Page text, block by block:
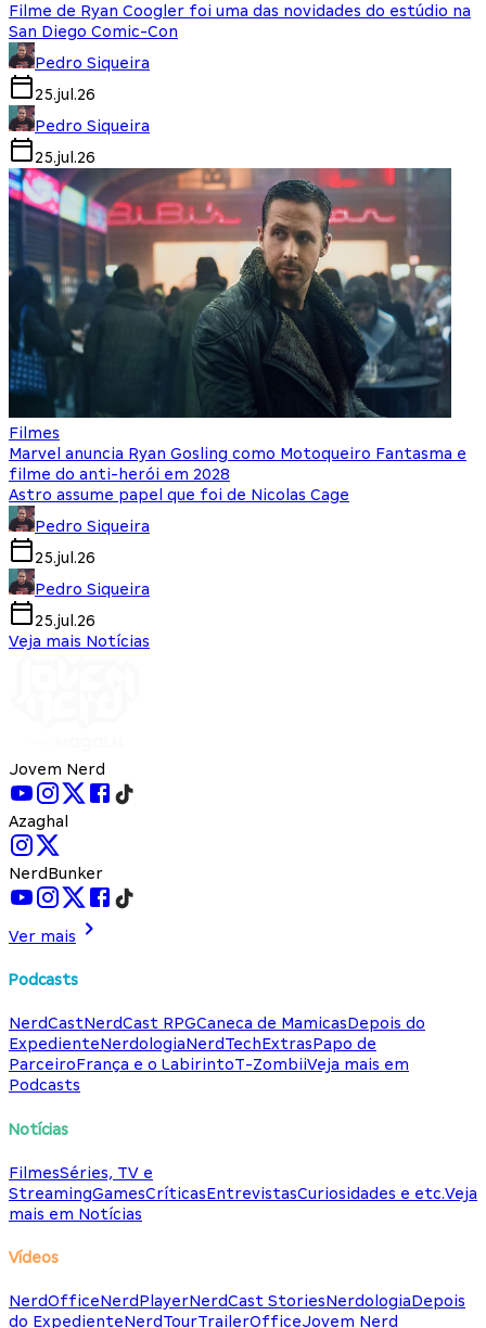
Filme de Ryan Coogler foi uma das novidades do estúdio na
San Diego Comic-Con
Pedro Siqueira
25.jul.26
Pedro Siqueira
25.jul.26
Filmes
Marvel anuncia Ryan Gosling como Motoqueiro Fantasma e
filme do anti-herói em 2028
Astro assume papel que foi de Nicolas Cage
Pedro Siqueira
25.jul.26
Pedro Siqueira
25.jul.26
Veja mais Notícias
Jovem Nerd
Azaghal
NerdBunker
Ver mais
Podcasts
NerdCastNerdCast RPGCaneca de MamicasDepois do
ExpedienteNerdologiaNerdTechExtrasPapo de
ParceiroFrança e o LabirintoT-ZombiiVeja mais em
Podcasts
Notícias
FilmesSéries, TV e
StreamingGamesCríticasEntrevistasCuriosidades e etc.Veja
mais em Notícias
Vídeos
NerdOfficeNerdPlayerNerdCast StoriesNerdologiaDepois
do ExpedienteNerdTourTrailerOfficeJovem Nerd